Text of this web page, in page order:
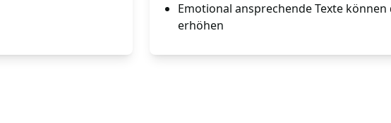
Emotional ansprechende Texte
erhöhen